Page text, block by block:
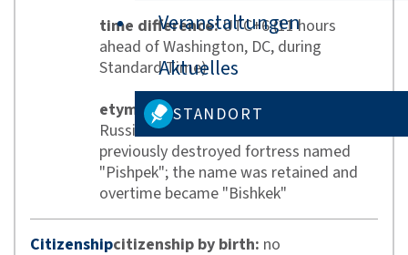
Veranstaltungen
Aktuelles
STANDORT
time difference:UTC+6 (11 hours
ahead of Washington, DC, during
Standard Time)
etymology:founded in 1868 as a
Russian settlement on the site of a
previously destroyed fortress named
"Pishpek"; the name was retained and
overtime became "Bishkek"
Citizenshipcitizenship by birth: no